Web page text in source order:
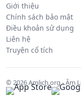
Giới thiệu
Chính sách bảo mật
Điều khoản sử dụng
Liên hệ
Truyện cổ tích
© 2026 Amlich.org - Âm